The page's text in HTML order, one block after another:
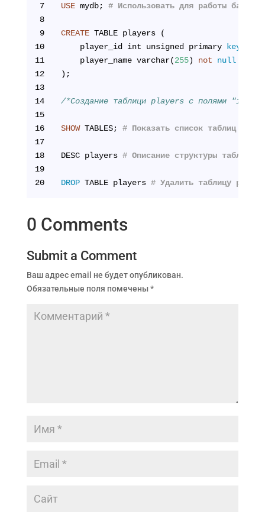
7
USE mydb; # Использовать для работы базу
8
9
CREATE TABLE players (
10
	player_id int unsigned primary
key
11
	player_name varchar(
255) not
null
12
);
13
14
/*Создание таблици players с полями "id
15
16
SHOW TABLES; # Показать список таблиц в
17
18
DESC players # Описание структуры таблицы
19
20
DROP TABLE players # Удалить таблицу
0 Comments
Submit a Comment
Ваш адрес email не будет опубликован.
Обязательные поля помечены*